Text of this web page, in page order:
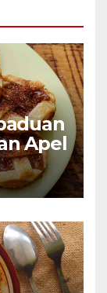
Apel